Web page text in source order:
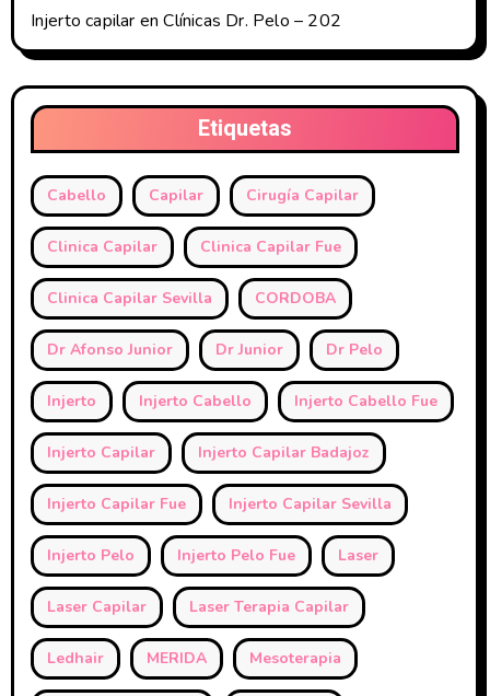
Injerto capilar en Clínicas Dr. Pelo – 202
Etiquetas
Cabello Capilar Cirugía Capilar
Clinica Capilar Clinica Capilar Fue
Clinica Capilar Sevilla CORDOBA
Dr Afonso Junior Dr Junior Dr Pelo
Injerto Injerto Cabello Injerto Cabello Fue
Injerto Capilar Injerto Capilar Badajoz
Injerto Capilar Fue Injerto Capilar Sevilla
Injerto Pelo Injerto Pelo Fue Laser
Laser Capilar Laser Terapia Capilar
Ledhair MERIDA Mesoterapia